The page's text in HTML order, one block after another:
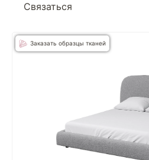
Связаться
Заказать образцы тканей